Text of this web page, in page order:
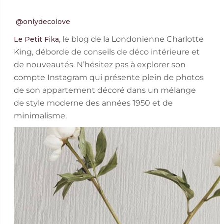
@onlydecolove
Le Petit Fika, le blog de la Londonienne Charlotte
King, déborde de conseils de déco intérieure et
de nouveautés. N’hésitez pas à explorer son
compte Instagram qui présente plein de photos
de son appartement décoré dans un mélange
de style moderne des années 1950 et de
minimalisme.